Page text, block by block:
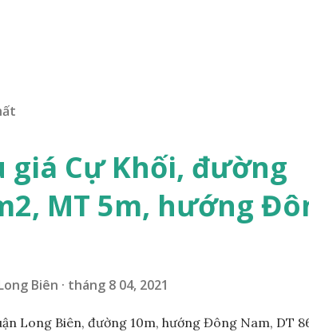
giá Cự Khối, đường
MT 5m, hướng
Biên tháng 8 04, 2021
Long Biên, đường 10m, hướng Đông Nam, DT